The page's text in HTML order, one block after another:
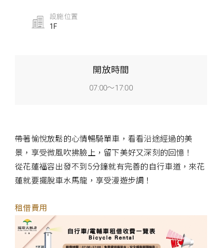
設施位置
1F
開放時間
07:00～17:00
帶著愉悅放鬆的心情暢騎單車，看看沿途經過的美
景，享受微風吹拂臉上，留下美好又深刻的回憶！
從花蓮福容出發不到5分鐘就有完善的自行車道，來花
蓮就要擺脫車水馬龍，享受漫遊步調！
租借費用